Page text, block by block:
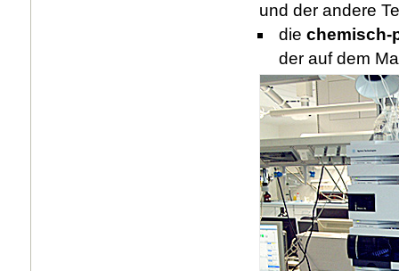
und der andere
die chemisch-
der auf dem